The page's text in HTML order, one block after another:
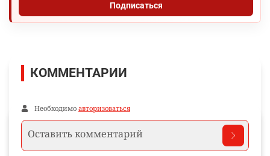
Подписаться
КОММЕНТАРИИ
Необходимо авторизоваться